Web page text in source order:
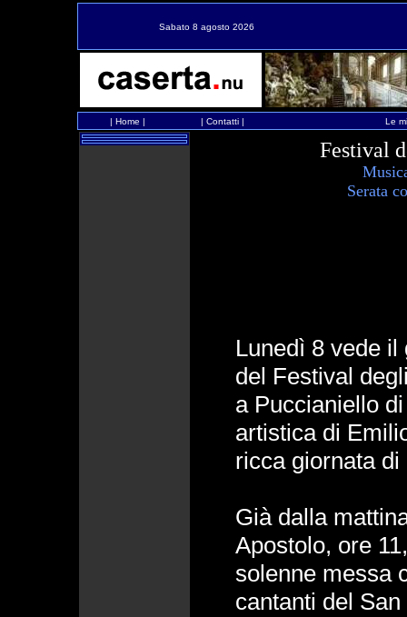
Sabato 8 agosto 2026
| Home | | Contatti| Le
Festival
Serata
Lunedì 8 vede
del Festival
a Puccianiello
artistica di
ricca giornata di
Già dalla
Apostolo, ore
solenne messa
cantanti del